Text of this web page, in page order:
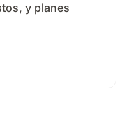
y planes